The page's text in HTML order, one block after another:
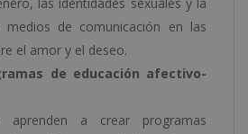
las identidades sexuales y la
medios de comunicación en las
el amor y el deseo.
de educación afectivo-
aprenden a crear programas